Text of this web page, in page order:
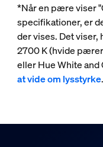
*Når en pære viser
specifikationer, er
der vises. Det
2700 K (hvide
eller Hue White
at vide om lysstyrke.